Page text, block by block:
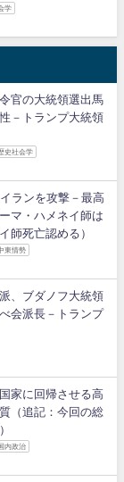
学
官の大統領選出馬
－トランプ大統領
史社会学
ランを攻撃－最高
マ・ハメネイ師は
師死亡認める）
東情勢
、ブダノフ大統領
会派長－トランプ
家に回帰させる高
（追記：今回の総
内政治